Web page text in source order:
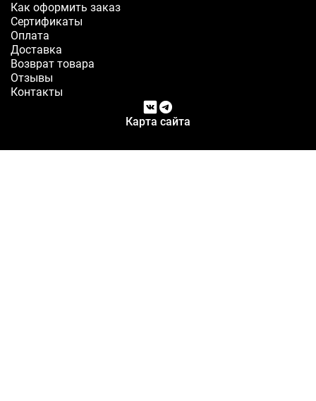
Как оформить заказ
Сертификаты
Оплата
Доставка
Возврат товара
Отзывы
Контакты
Карта сайта